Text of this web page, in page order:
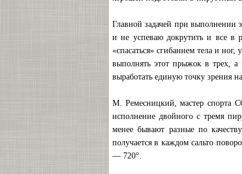
Главной задачей при выполнении
и не успеваю докрутить и все в
«спасаться» сгибанием тела и
выполнять этот прыжок в трех,
выработать единую точку зрения
М. Ремесницкий, мастер спорта
исполнение двойного с тремя
менее бывают разные по
получается в каждом сальто
— 720°.